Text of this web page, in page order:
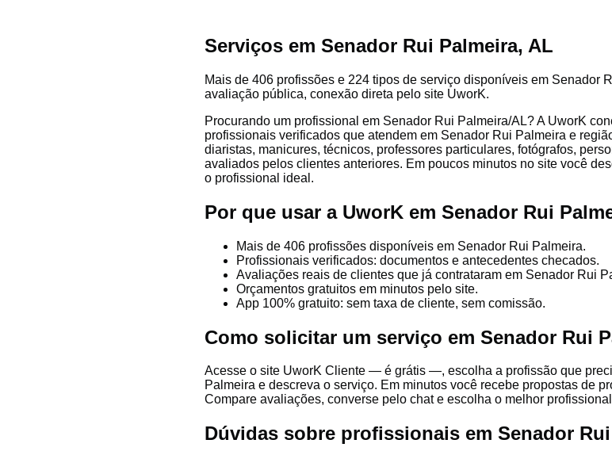
Serviços em Senador Rui Palmeira, AL
Mais de 406 profissões e 224 tipos de serviço disponíveis em Senador
avaliação pública, conexão direta pelo site UworK.
Procurando um profissional em Senador Rui Palmeira/AL? A UworK
profissionais verificados que atendem em Senador Rui Palmeira e
diaristas, manicures, técnicos, professores particulares, fotógrafos,
avaliados pelos clientes anteriores. Em poucos minutos no site você
o profissional ideal.
Por que usar a UworK em Senador Rui
Mais de 406 profissões disponíveis em Senador Rui Palmeira.
Profissionais verificados: documentos e antecedentes checados.
Avaliações reais de clientes que já contrataram em Senador Rui
Orçamentos gratuitos em minutos pelo site.
App 100% gratuito: sem taxa de cliente, sem comissão.
Como solicitar um serviço em Senador Rui
Acesse o site UworK Cliente — é grátis —, escolha a profissão que
Palmeira e descreva o serviço. Em minutos você recebe propostas de
Compare avaliações, converse pelo chat e escolha o melhor
Dúvidas sobre profissionais em Senador